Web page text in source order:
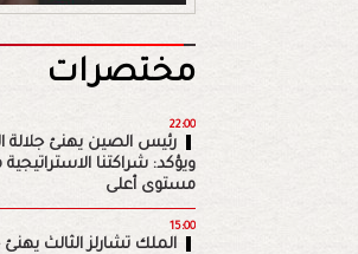
مختصرات
22:00
رئيس الصين يهنئ جلالة
ويؤكد: شراكتنا
مستوى أعلى
15:00
الملك تشارلز الثالث